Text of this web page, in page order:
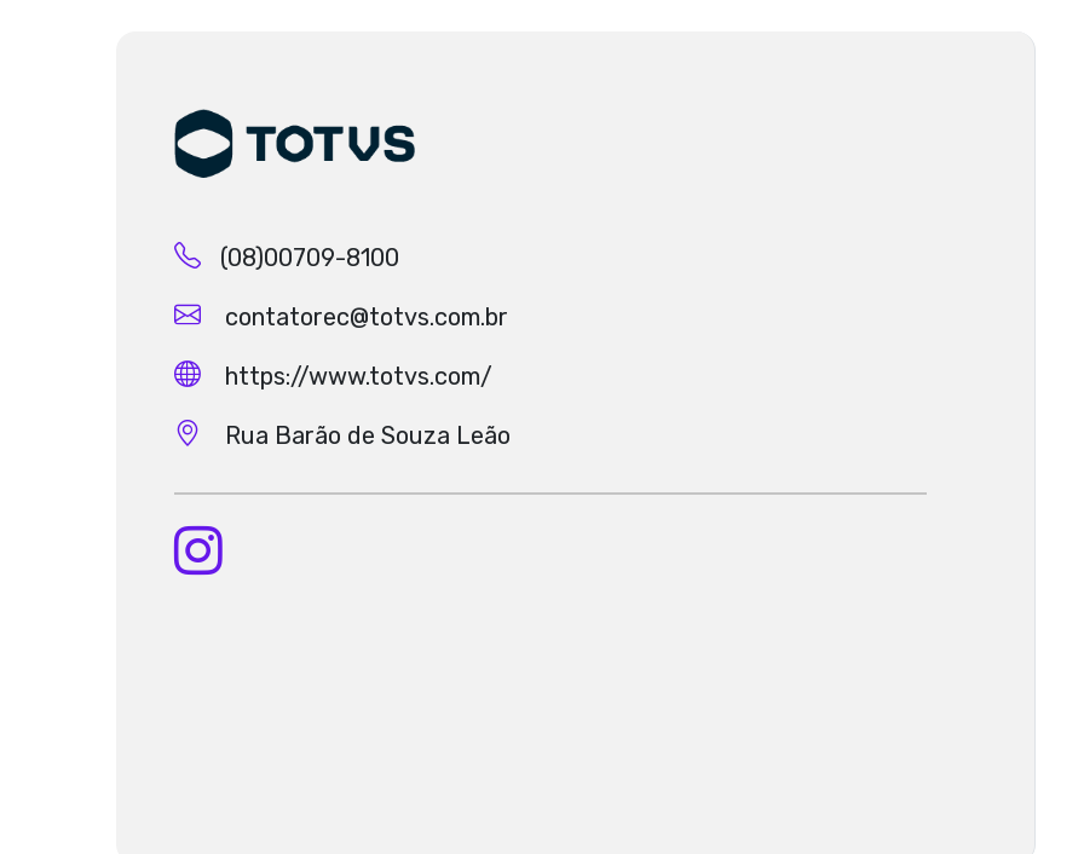
(08)00709-8100
contatorec@totvs.com.br
https://www.totvs.com/
Rua Barão de Souza Leão